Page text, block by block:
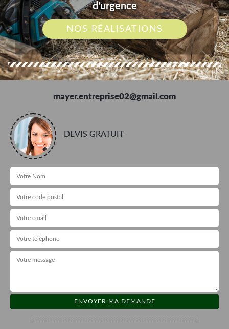
d'urgence
NOS RÉALISATIONS
mayer.entreprise02@gmail.com
DEVIS GRATUIT